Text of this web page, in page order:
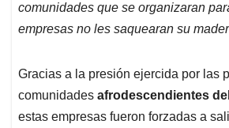
comunidades que se organizaran
empresas no les saquearan su
Gracias a la presión ejercida por las
comunidades afrodescendientes
estas empresas fueron forzadas a